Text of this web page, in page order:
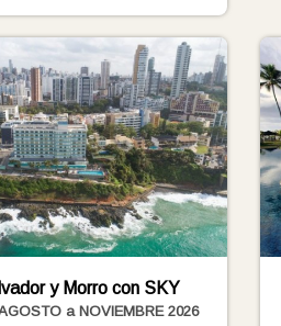
y Morro con SKY
a NOVIEMBRE 2026